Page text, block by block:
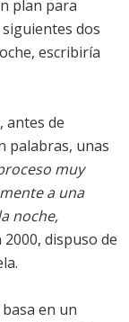
plan para
dos
escribiría
antes de
palabras, unas
muy
a una
noche,
2000, dispuso de
en un